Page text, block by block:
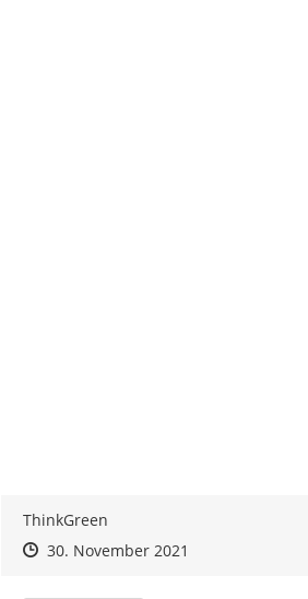
ThinkGreen
Zeitpunkt des Erstellens
Zeitpunkt des Erstellens
30. November 2021